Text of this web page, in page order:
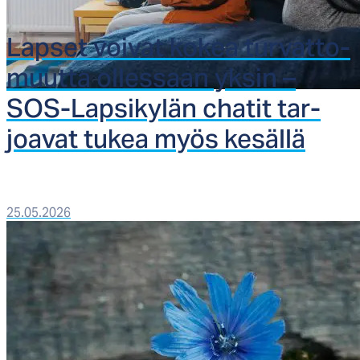
Lap­set voi­vat ko­kea tur­vat­to­
muut­ta ol­les­saan yk­sin –
SOS-Lap­si­ky­län cha­tit tar­
joa­vat tu­kea myös ke­säl­lä
25.05.2026